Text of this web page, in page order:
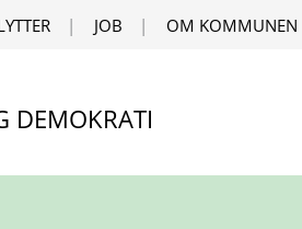
JOB OM KOMMUNEN
DEMOKRATI